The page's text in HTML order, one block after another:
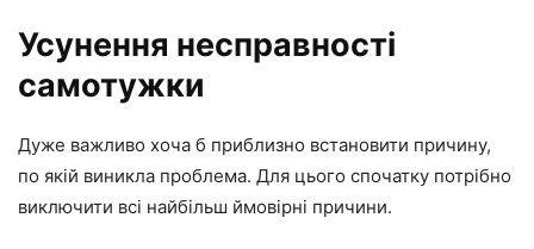
Усунення несправності
самотужки
Дуже важливо хоча б приблизно встановити причину,
по якій виникла проблема. Для цього спочатку потрібно
виключити всі найбільш ймовірні причини.